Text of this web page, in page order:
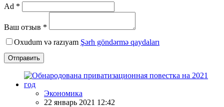
Ad *
Ваш отзыв *
Oxudum və razıyam Şərh göndərmə qaydaları
Отправить
Экономика
22 январь 2021 12:42